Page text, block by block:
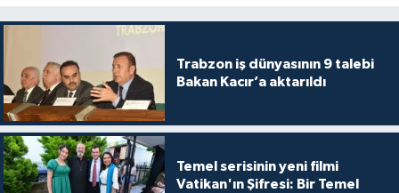
Trabzon iş dünyasının 9 talebi
Bakan Kacır’a aktarıldı
Temel serisinin yeni filmi
Vatikan'ın Şifresi: Bir Temel